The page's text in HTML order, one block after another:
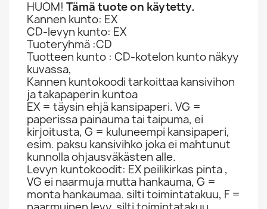
HUOM! Tämä tuote on käytetty.
Kannen kunto: EX
CD-levyn kunto: EX
Tuoteryhmä :CD
Tuotteen kunto : CD-kotelon kunto näkyy
kuvassa,
Kannen kuntokoodi tarkoittaa kansivihon
ja takapaperin kuntoa
EX = täysin ehjä kansipaperi. VG =
paperissa painauma tai taipuma, ei
kirjoitusta, G = kuluneempi kansipaperi,
esim. paksu kansivihko joka ei mahtunut
kunnolla ohjausväkästen alle.
Levyn kuntokoodit: EX peilikirkas pinta ,
VG ei naarmuja mutta hankauma, G =
monta hankaumaa. silti toimintatakuu, F =